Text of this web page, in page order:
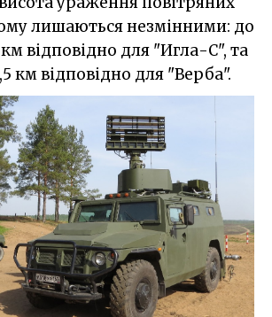
лишаються незмінними: до
відповідно для "Игла-С", та
км відповідно для "Верба".